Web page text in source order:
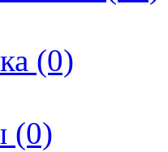
(0)
(0)